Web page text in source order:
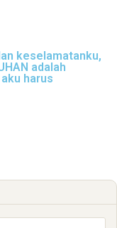
keselamatanku,
adalah
harus